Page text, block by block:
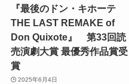
『最後のドン・キホーテ
THE LAST REMAKE of
Don Quixote』 第33回読
売演劇大賞 最優秀作品賞受
賞
2025年6月4日